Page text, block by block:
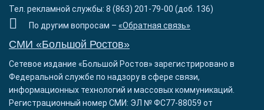
Тел. рекламной службы: 8 (863) 201-79-00 (доб. 136)
По другим вопросам – «Обратная связь»
СМИ «Большой Ростов»
Сетевое издание «Большой Ростов» зарегистрировано в
Федеральной службе по надзору в сфере связи,
информационных технологий и массовых коммуникаций.
Регистрационный номер СМИ: ЭЛ № ФС77-88059 от